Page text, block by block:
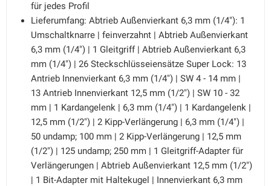
für jedes Profil
Lieferumfang: Abtrieb Außenvierkant 6,3 mm (1/4"): 1
Umschaltknarre | feinverzahnt | Abtrieb Außenvierkant
6,3 mm (1/4") | 1 Gleitgriff | Abtrieb Außenvierkant 6,3
mm (1/4") | 26 Steckschlüsseiensätze Super Lock: 13
Antrieb Innenvierkant 6,3 mm (1/4") | SW 4 - 14 mm |
13 Antrieb Innenvierkant 12,5 mm (1/2") | SW 10 - 32
mm | 1 Kardangelenk | 6,3 mm (1/4") | 1 Kardangelenk |
12,5 mm (1/2") | 2 Kipp-Verlängerung | 6,3 mm (1/4") |
50 undamp; 100 mm | 2 Kipp-Verlängerung | 12,5 mm
(1/2") | 125 undamp; 250 mm | 1 Gleitgriff-Adapter für
Verlängerungen | Abtrieb Außenvierkant 12,5 mm (1/2")
| 1 Bit-Adapter mit Haltekugel | Innenvierkant 6,3 mm